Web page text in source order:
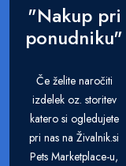
"Nakup pri
ponudniku"
Če želite naročiti
izdelek oz. storitev
katero si ogledujete
pri nas na Živalnik.si
Pets Marketplace-u,